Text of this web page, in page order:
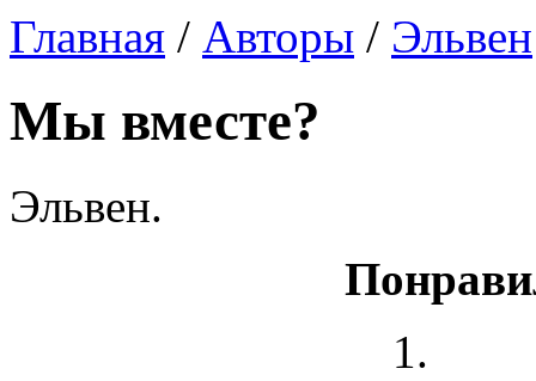
Главная / Авторы / Эльвен
Мы вместе?
Эльвен.